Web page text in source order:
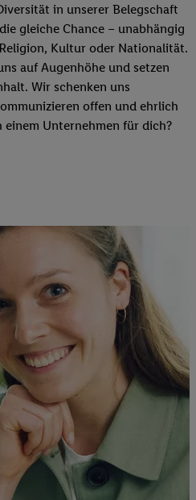
in unserer Belegschaft
gleiche Chance – unabhängig
Kultur oder Nationalität.
auf Augenhöhe und setzen
Wir schenken uns
offen und ehrlich
Unternehmen für dich?